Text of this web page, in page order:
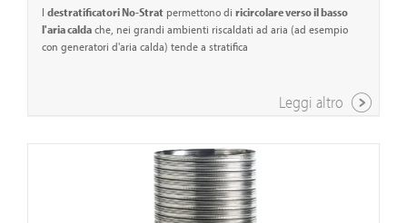
I destratificatori No-Stratpermettono di ricircolare verso il basso
l'aria caldache, nei grandi ambienti riscaldati ad aria (ad esempio
con generatori d'aria calda) tende a stratifica
Leggi altro